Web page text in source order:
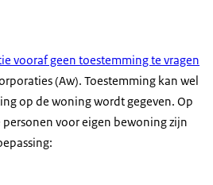
vooraf geen toestemming te vragen
(Aw). Toestemming kan wel
op de woning wordt gegeven. Op
voor eigen bewoning zijn